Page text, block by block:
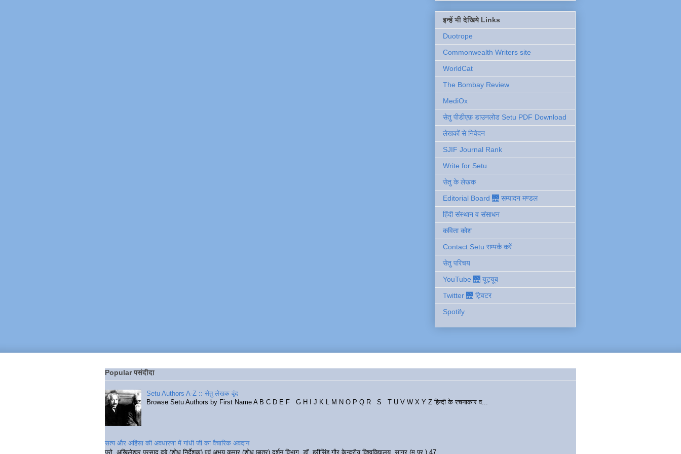
इन्हें भी देखिये Links
Duotrope
Commonwealth Writers site
WorldCat
The Bombay Review
MediOx
सेतु पीडीएफ़ डाउनलोड Setu PDF Download
लेखकों से निवेदन
SJIF Journal Rank
Write for Setu
सेतु के लेखक
Editorial Board 🌉 सम्पादन मण्डल
हिंदी संस्थान व संसाधन
कविता कोश
Contact Setu सम्पर्क करें
सेतु परिचय
YouTube 🌉 यूट्यूब
Twitter 🌉 ट्विटर
Spotify
Popular पसंदीदा
Setu Authors A-Z :: सेतु लेखक वृंद
Browse Setu Authors by First Name A B C D E F G H I J K L M N O P Q R S T U V W X Y Z हिन्दी के रचनाकार व...
सत्य और अहिंसा की अवधारणा में गांधी जी का वैचारिक अवदान
प्रो. अखिलेश्वर प्रसाद दुबे (शोध निर्देशक) एवं अभय कुमार (शोध छात्र) दर्शन विभाग, डॉ. हरीसिंह गौर केन्द्रीय विश्वविद्यालय, सागर (म.प्र.) 47...